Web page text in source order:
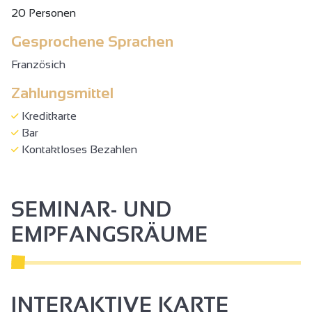
20 Personen
Gesprochene Sprachen
Französich
Zahlungsmittel
Kreditkarte
Bar
Kontaktloses Bezahlen
SEMINAR- UND
EMPFANGSRÄUME
INTERAKTIVE KARTE